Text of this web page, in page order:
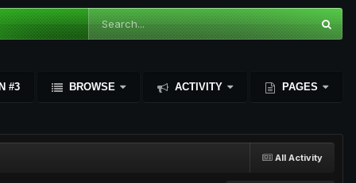
#3 BROWSE ACTIVITY PAGES
All Activity